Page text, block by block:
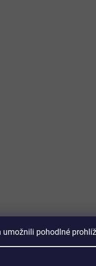
pohodlné